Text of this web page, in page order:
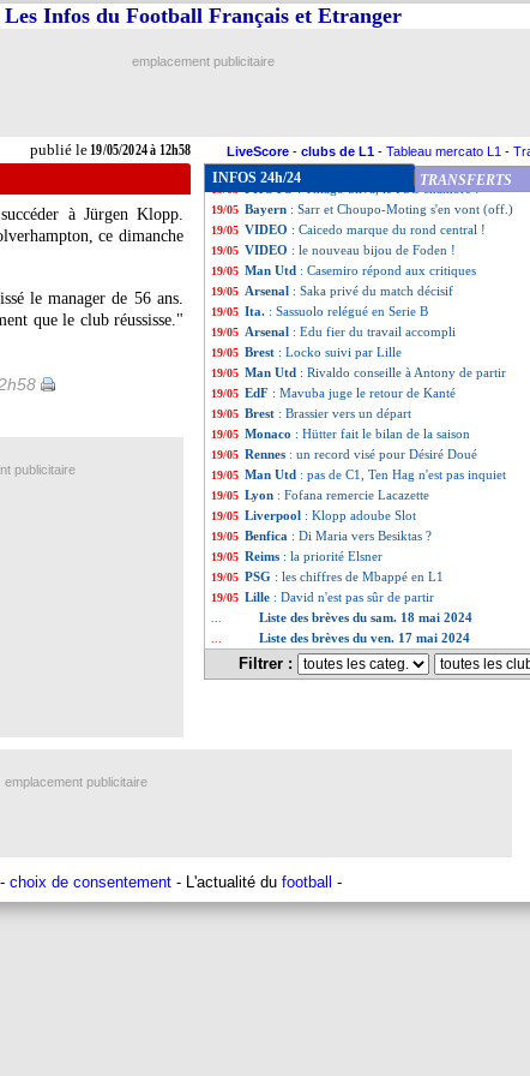
publié le19/05/2024 à 12h58
Les Infos du Football Français et Etranger
emplacement publicitaire
LiveScore - clubs de L1 - Tableau mercato L1 -
à Jürgen Klopp.
ce dimanche
le manager de 56 ans.
que le club réussisse."
INFOS 24h/24 TRANSFERTS
19/05 PSG: Camara va partir
19/05 Ang.: Haaland encore meilleur buteur
19/05 Ang.
19/05 Lens: le démenti de Danso
19/05 Le Havre: Elsner, Roussier répond à Reims
: Thiago Silva, le PSG chambré !
19/05 Bayern : Sarr et Choupo-Moting s'en vont (off.)
19/05 VIDEO : Caicedo marque du rond central !
19/05 VIDEO : le nouveau bijou de Foden !
19/05 Man Utd : Casemiro répond aux critiques
19/05 Arsenal : Saka privé du match décisif
19/05 Ita. : Sassuolo relégué en Serie B
19/05 Arsenal : Edu fier du travail accompli
19/05 Brest : Locko suivi par Lille
19/05 Man Utd : Rivaldo conseille à Antony de partir
19/05 EdF : Mavuba juge le retour de Kanté
19/05 Brest : Brassier vers un départ
19/05 Monaco : Hütter fait le bilan de la saison
19/05 Rennes : un record visé pour Désiré Doué
19/05 Man Utd : pas de C1, Ten Hag n'est pas inquiet
19/05 Lyon : Fofana remercie Lacazette
19/05 Liverpool : Klopp adoube Slot
19/05 Benfica : Di Maria vers Besiktas ?
19/05 Reims : la priorité Elsner
19/05 PSG : les chiffres de Mbappé en L1
19/05 Lille : David n'est pas sûr de partir
Liste des brèves du sam. 18 mai 2024
Liste des brèves du ven. 17 mai 2024
Filtrer :
publicitaire
emplacement publicitaire
choix de consentement - L'actualité du football -